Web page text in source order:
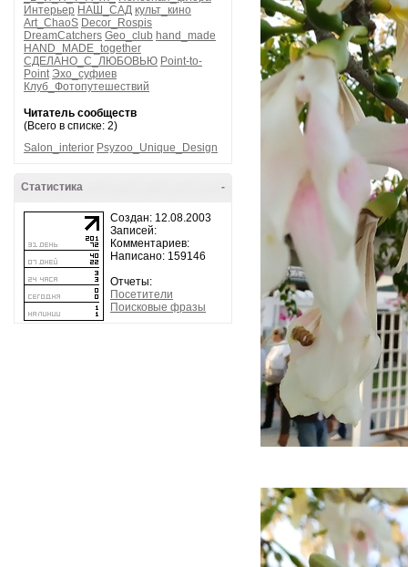
Интерьер НАШ_САД культ_кино
Art_ChaoS Decor_Rospis
DreamCatchers Geo_club hand_made
HAND_MADE_together
СДЕЛАНО_С_ЛЮБОВЬЮ Point-to-
Point Эхо_суфиев
Клуб_Фотопутешествий
Читатель сообществ
(Всего в списке: 2)
Salon_interior Psyzoo_Unique_Design
-
Статистика
Создан: 12.08.2003
Записей:
Комментариев:
Написано: 159146
Отчеты:
Посетители
Поисковые фразы